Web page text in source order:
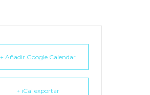
+ Añadir Google Calendar
+ iCal exportar